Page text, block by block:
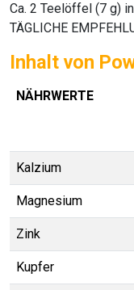
Ca. 2 Teelöffel (7 g)
TÄGLICHE
Inhalt von
NÄHRWERTE
Kalzium
Magnesium
Zink
Kupfer